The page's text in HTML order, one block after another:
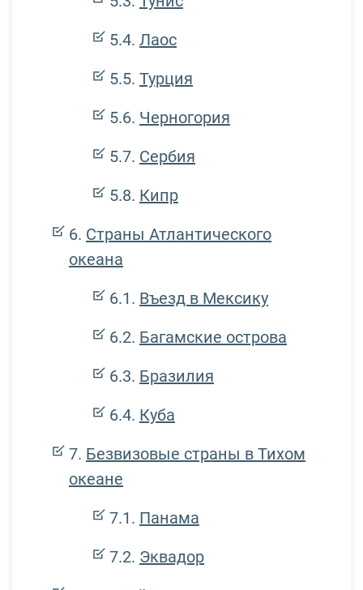
Лаос
Турция
Черногория
Сербия
Кипр
Страны Атлантического
океана
Въезд в Мексику
Багамские острова
Бразилия
Куба
Безвизовые страны в Тихом
океане
Панама
Эквадор